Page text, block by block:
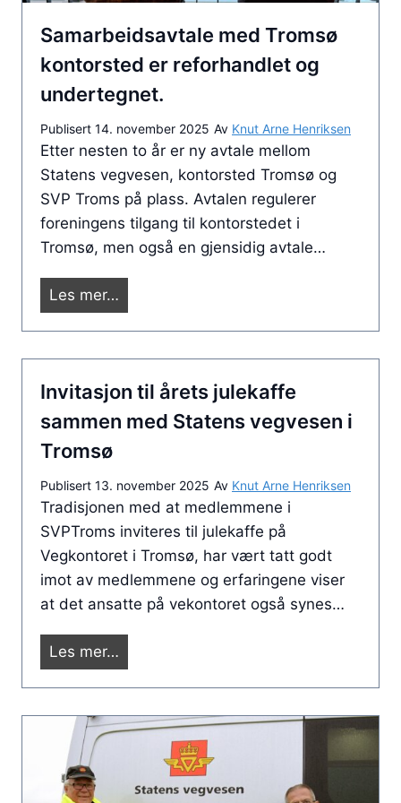
m
ø
t
2
0
2
5
i
T
r
o
Samarbeidsavtale med Tromsø
kontorsted er reforhandlet og
undertegnet.
Publisert 14. november 2025 Av Knut Arne Henriksen
Etter nesten to år er ny avtale mellom
Statens vegvesen, kontorsted Tromsø og
SVP Troms på plass. Avtalen regulerer
foreningens tilgang til kontorstedet i
Tromsø, men også en gjensidig avtale…
Les mer…
a
r
b
d
s
a
v
t
a
l
d
Invitasjon til årets julekaffe
sammen med Statens vegvesen i
Tromsø
Publisert 13. november 2025 Av Knut Arne Henriksen
Tradisjonen med at medlemmene i
SVPTroms inviteres til julekaffe på
Vegkontoret i Tromsø, har vært tatt godt
imot av medlemmene og erfaringene viser
at det ansatte på vekontoret også synes…
Les mer…
n
i